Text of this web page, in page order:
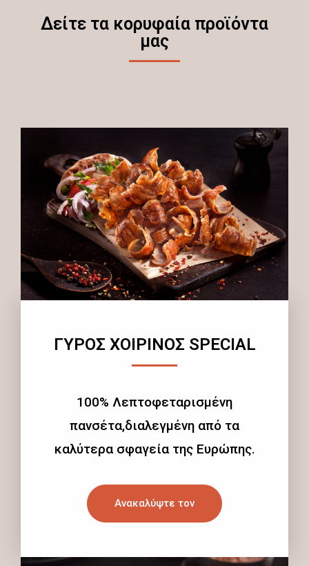
Δείτε τα κορυφαία προϊόντα
μας
ΓΥΡΟΣ ΧΟΙΡΙΝΟΣ SPECIAL
100% Λεπτοφεταρισμένη
πανσέτα,διαλεγμένη από τα
καλύτερα σφαγεία της Ευρώπης.
Ανακαλύψτε τον